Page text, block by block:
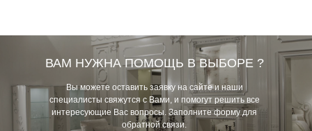
ВАМ НУЖНА ПОМОЩЬ В ВЫБОРЕ ?
Вы можете оставить заявку на сайте и наши
специалисты свяжутся с Вами, и помогут решить все
интересующие Вас вопросы. Заполните форму для
обратной связи.